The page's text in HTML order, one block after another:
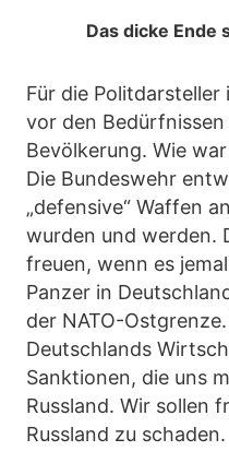
Das dicke Ende
Für die Politdarsteller
vor den Bedürfnissen
Bevölkerung. Wie
Die Bundeswehr
„defensive“ Waffen
wurden und werden.
freuen, wenn es
Panzer in
der NATO-
Deutschlands
Sanktionen, die uns
Russland. Wir sollen
Russland zu schaden.